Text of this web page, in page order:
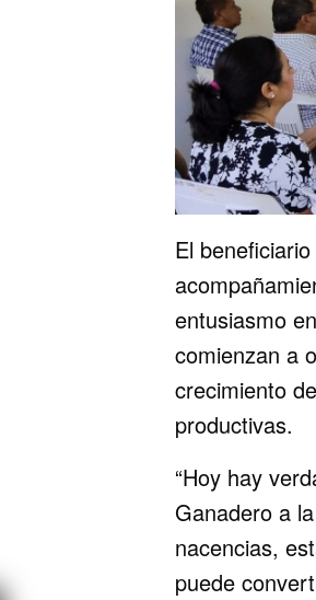
El
entusiasmo
comienzan a
crecimiento
productivas.
“Hoy hay
Ganadero a
nacencias,
puede